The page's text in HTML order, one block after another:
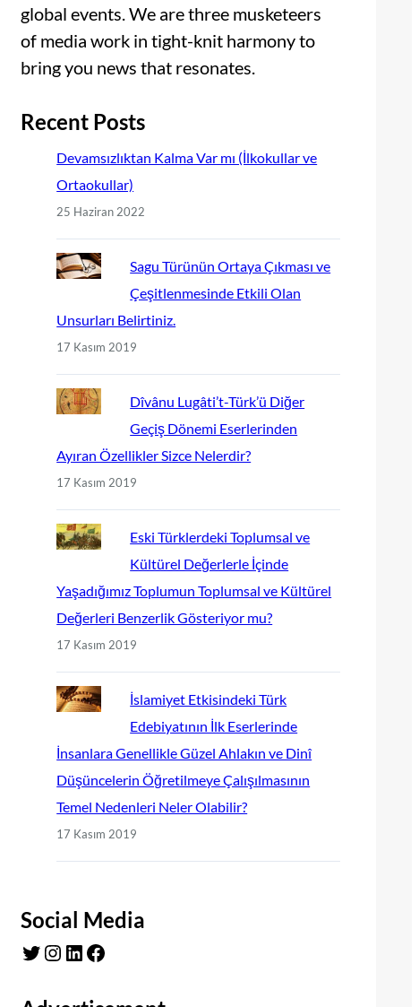
global events. We are three musketeers
of media work in tight-knit harmony to
bring you news that resonates.
Recent Posts
Devamsızlıktan Kalma Var mı (İlkokullar ve
Ortaokullar)
25 Haziran 2022
Sagu Türünün Ortaya Çıkması ve
Çeşitlenmesinde Etkili Olan
Unsurları Belirtiniz.
17 Kasım 2019
Dîvânu Lugâti’t-Türk’ü Diğer
Geçiş Dönemi Eserlerinden
Ayıran Özellikler Sizce Nelerdir?
17 Kasım 2019
Eski Türklerdeki Toplumsal ve
Kültürel Değerlerle İçinde
Yaşadığımız Toplumun Toplumsal ve Kültürel
Değerleri Benzerlik Gösteriyor mu?
17 Kasım 2019
İslamiyet Etkisindeki Türk
Edebiyatının İlk Eserlerinde
İnsanlara Genellikle Güzel Ahlakın ve Dinî
Düşüncelerin Öğretilmeye Çalışılmasının
Temel Nedenleri Neler Olabilir?
17 Kasım 2019
Social Media
Twitter
Instagram LinkedIn Facebook